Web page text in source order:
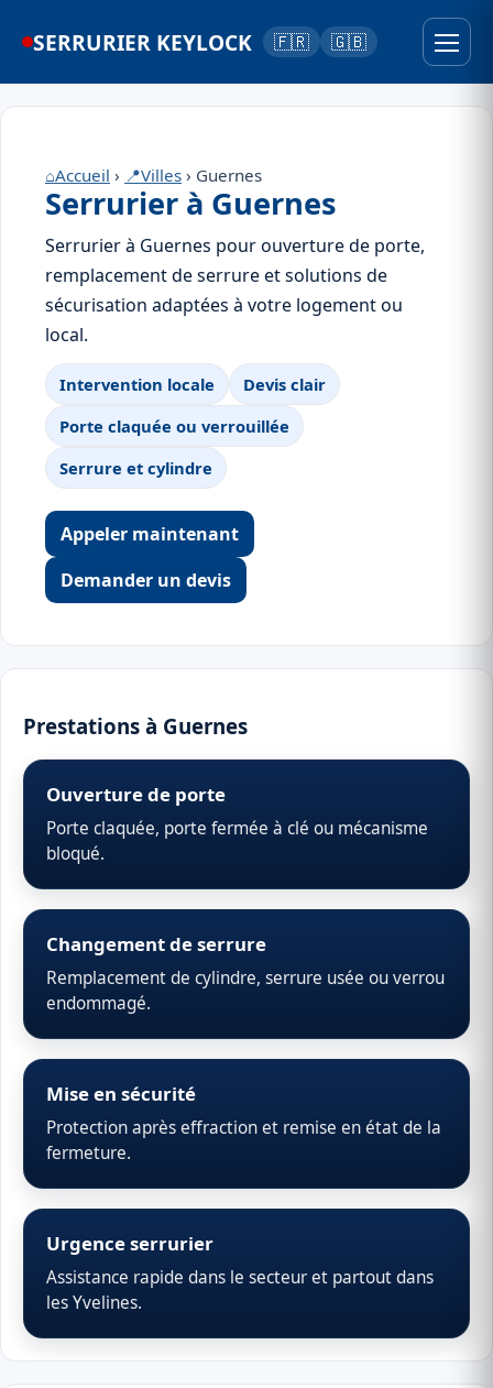
SERRURIER KEYLOCK 🇫🇷 🇬🇧
⌂Accueil › 📍Villes › Guernes
Serrurier à Guernes
Serrurier à Guernes pour ouverture de porte,
remplacement de serrure et solutions de
sécurisation adaptées à votre logement ou
local.
Intervention locale
Devis clair
Porte claquée ou verrouillée
Serrure et cylindre
Appeler maintenant
Demander un devis
Prestations à Guernes
Ouverture de porte
Porte claquée, porte fermée à clé ou mécanisme
bloqué.
Changement de serrure
Remplacement de cylindre, serrure usée ou verrou
endommagé.
Mise en sécurité
Protection après effraction et remise en état de la
fermeture.
Urgence serrurier
Assistance rapide dans le secteur et partout dans
les Yvelines.